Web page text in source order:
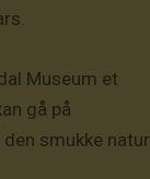
Museum et
gå på
smukke natur